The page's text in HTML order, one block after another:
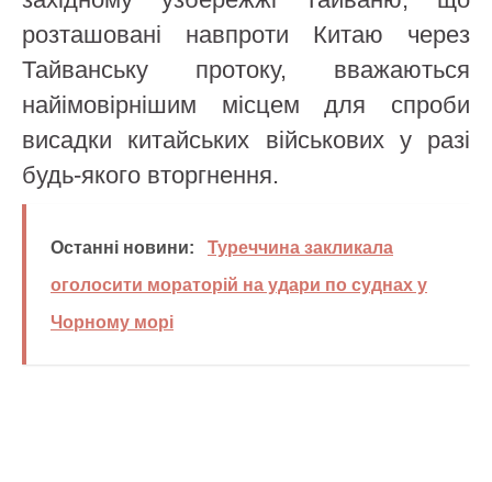
розташовані навпроти Китаю через
Тайванську протоку, вважаються
найімовірнішим місцем для спроби
висадки китайських військових у разі
будь-якого вторгнення.
Останні новини:
Туреччина закликала
оголосити мораторій на удари по суднах у
Чорному морі